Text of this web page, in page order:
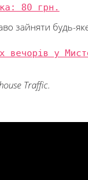
80 грн.
зайняти будь-
вечорів у
Traffic.